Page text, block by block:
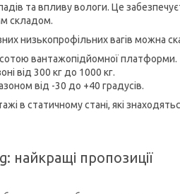
та впливу вологи. Це
складом.
низькопрофільних вагів можна
вантажопідйомної платформи.
від 300 кг до 1000 кг.
від -30 до +40 градусів.
в статичному стані, які
найкращі пропозиції